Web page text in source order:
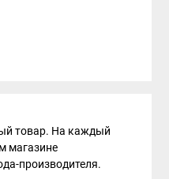
товар. На каждый
магазине
производителя.